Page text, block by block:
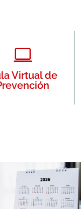
Virtual de